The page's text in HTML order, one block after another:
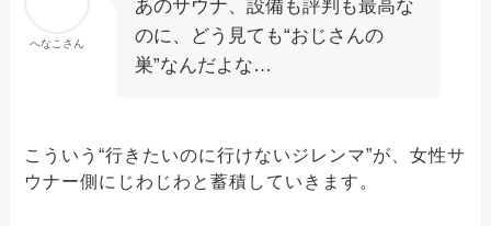
へなこさん
あのサウナ、設備も評判も最高な
のに、どう見ても“おじさんの
巣”なんだよな…
こういう“行きたいのに行けないジレンマ”が、女性サ
ウナー側にじわじわと蓄積していきます。